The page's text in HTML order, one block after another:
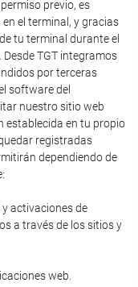
previo, es
el terminal, y gracias
tu terminal durante el
TGT integramos
por terceras
software del
nuestro sitio web
establecida en tu propio
registradas
dependiendo de
activaciones de
a través de los sitios y
web.